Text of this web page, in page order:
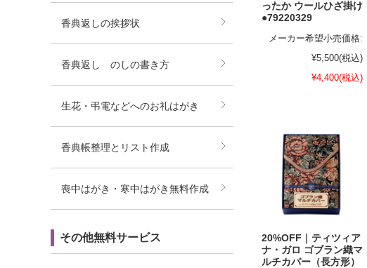
ったか ウールひざ掛け
●79220329
メーカー希望小売価格:
¥5,500(税込)
¥4,400(税込)
20%OFF｜ティツィア
ナ・ガロ ゴブラン織マ
ルチカバー（長方形）
香典返しの挨拶状
香典返し のしの書き方
生花・弔電などへのお礼はがき
香典帳整理とリスト作成
喪中はがき・寒中はがき無料作成
その他無料サービス